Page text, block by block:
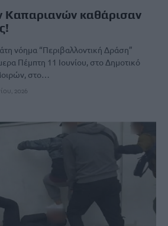
Καπαριανών καθάρισαν
νόημα “Περιβαλλοντική Δράση”
Πέμπτη 11 Ιουνίου, στο Δημοτικό
στο…
2026